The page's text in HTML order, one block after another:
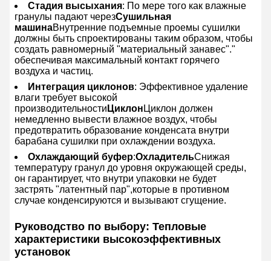
Стадия высыхания: По мере того как влажные
гранулы падают черезСушильная
машинаВнутренние подъемные проемы сушилки
должны быть спроектированы таким образом, чтобы
создать равномерный "материальный занавес"."
обеспечивая максимальный контакт горячего
воздуха и частиц.
Интеграция циклонов: Эффективное удаление
влаги требует высокой
производительности Циклон Циклон должен
немедленно вывести влажное воздух, чтобы
предотвратить образование конденсата внутри
барабана сушилки при охлаждении воздуха.
Охлаждающий буфер:ОхладительСнижая
температуру гранул до уровня окружающей среды,
он гарантирует, что внутри упаковки не будет
застрять "латентный пар",которые в противном
случае конденсируются и вызывают сгущение.
Руководство по выбору: Тепловые
характеристики высокоэффективных
установок